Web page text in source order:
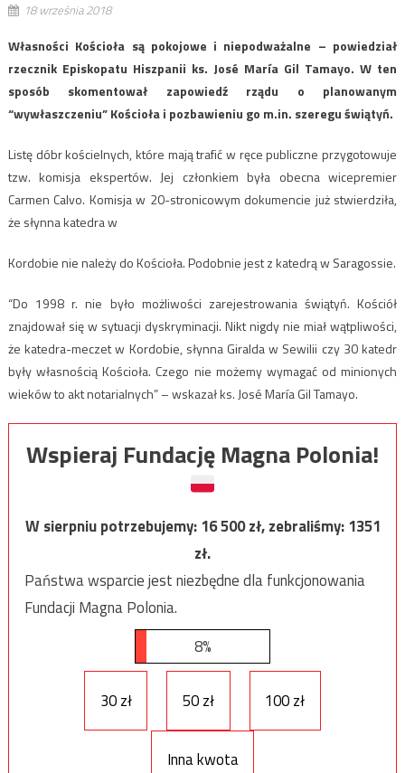
18 września 2018
Własności Kościoła są pokojowe i niepodważalne – powiedział
rzecznik Episkopatu Hiszpanii ks. José María Gil Tamayo. W ten
sposób skomentował zapowiedź rządu o planowanym
“wywłaszczeniu” Kościoła i pozbawieniu go m.in. szeregu świątyń.
Listę dóbr kościelnych, które mają trafić w ręce publiczne przygotowuje
tzw. komisja ekspertów. Jej członkiem była obecna wicepremier
Carmen Calvo. Komisja w 20-stronicowym dokumencie już stwierdziła,
że słynna katedra w
Kordobie nie należy do Kościoła. Podobnie jest z katedrą w Saragossie.
“Do 1998 r. nie było możliwości zarejestrowania świątyń. Kościół
znajdował się w sytuacji dyskryminacji. Nikt nigdy nie miał wątpliwości,
że katedra-meczet w Kordobie, słynna Giralda w Sewilii czy 30 katedr
były własnością Kościoła. Czego nie możemy wymagać od minionych
wieków to akt notarialnych” – wskazał ks. José María Gil Tamayo.
Wspieraj Fundację Magna Polonia!
W sierpniu potrzebujemy:16 500zł, zebraliśmy:1351
zł.
Państwa wsparcie jest niezbędne dla funkcjonowania
Fundacji Magna Polonia.
8%
30 zł 50 zł 100 zł
Inna kwota